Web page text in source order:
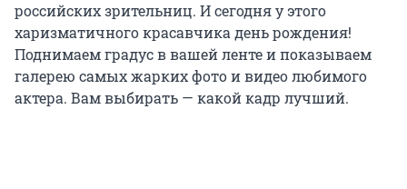
российских зрительниц. И сегодня у этого
харизматичного красавчика день рождения!
Поднимаем градус в вашей ленте и показываем
галерею самых жарких фото и видео любимого
актера. Вам выбирать — какой кадр лучший.